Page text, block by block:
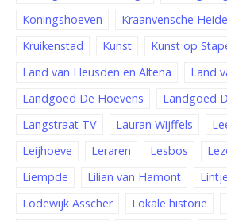
Koningshoeven
Kraanvensche Heide
Kruikenstad
Kunst
Kunst op
Land van Heusden en Altena
Land
Landgoed De Hoevens
Landgoed
Langstraat TV
Lauran Wijffels
Leijhoeve
Leraren Lesbos
Liempde
Lilian van Hamont
Lodewijk Asscher
Lokale historie